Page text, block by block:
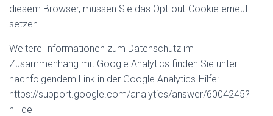
diesem Browser, müssen Sie das Opt-out-Cookie erneut
setzen.
Weitere Informationen zum Datenschutz im
Zusammenhang mit Google Analytics finden Sie unter
nachfolgendem Link in der Google Analytics-Hilfe:
https://support.google.com/analytics/answer/6004245?
hl=de